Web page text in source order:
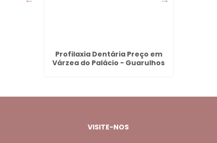
Profilaxia Dentária Preço em
Várzea do Palácio - Guarulhos
VISITE-NOS